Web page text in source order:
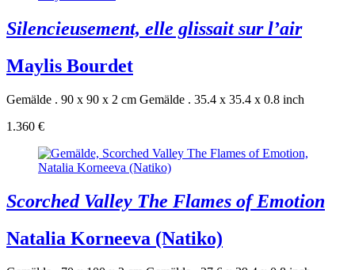
Silencieusement, elle glissait sur l’air
Maylis Bourdet
Gemälde . 90 x 90 x 2 cm Gemälde . 35.4 x 35.4 x 0.8 inch
1.360 €
Scorched Valley The Flames of Emotion
Natalia Korneeva (Natiko)